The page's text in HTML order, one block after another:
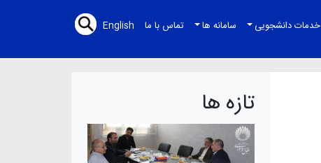
خدمات دانشجویی سامانه ها تماس با ما English
تازه ها